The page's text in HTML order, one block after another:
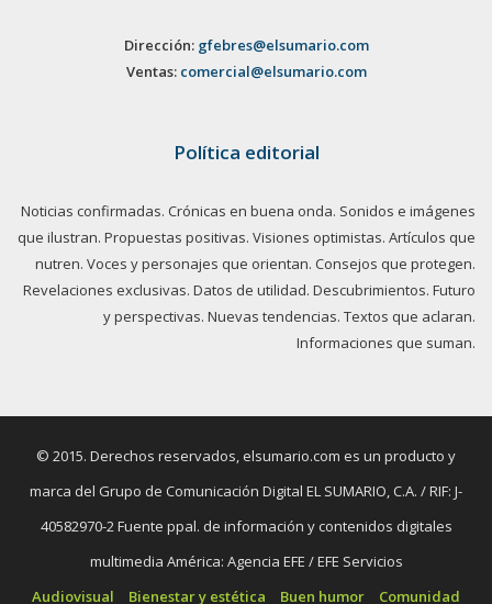
Dirección: gfebres@elsumario.com
Ventas: comercial@elsumario.com
Política editorial
Noticias confirmadas. Crónicas en buena onda. Sonidos e imágenes
que ilustran. Propuestas positivas. Visiones optimistas. Artículos que
nutren. Voces y personajes que orientan. Consejos que protegen.
Revelaciones exclusivas. Datos de utilidad. Descubrimientos. Futuro
y perspectivas. Nuevas tendencias. Textos que aclaran.
Informaciones que suman.
© 2015. Derechos reservados, elsumario.com es un producto y
marca del Grupo de Comunicación Digital EL SUMARIO, C.A. / RIF: J-
40582970-2 Fuente ppal. de información y contenidos digitales
multimedia América: Agencia EFE / EFE Servicios
Audiovisual
Bienestar y estética Buen humor Comunidad